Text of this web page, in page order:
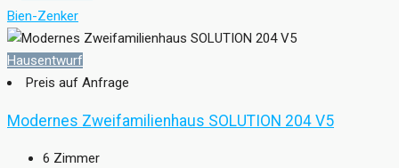
Bien-Zenker
Hausentwurf
Preis auf Anfrage
Modernes Zweifamilienhaus SOLUTION 204 V5
6 Zimmer